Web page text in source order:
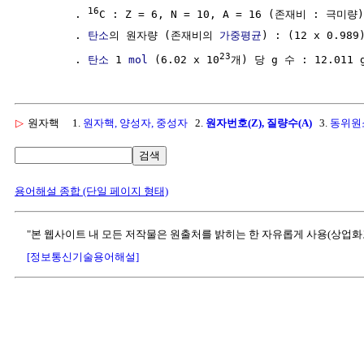
        .
16C : Z = 6, N = 10, A = 16 (존재비 : 극미량)
        .
탄소의 원자량 (존재비의 가중평균 ) : (12 x
        .
탄소 1 mol (6.02 x 1023
▷ 원자핵 1. 원자핵, 양성자, 중성자 2. 원자번호(Z), 질량수(A) 3. 동위원
검색
용어해설 종합 (단일 페이지 형태)
"본 웹사이트 내 모든 저작물은 원출처를 밝히는 한 자유롭게 사용(상업
[정보통신기술용어해설]